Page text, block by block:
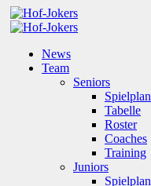
News
Team
Seniors
Spielplan
Tabelle
Roster
Coaches
Training
Juniors
Spielplan